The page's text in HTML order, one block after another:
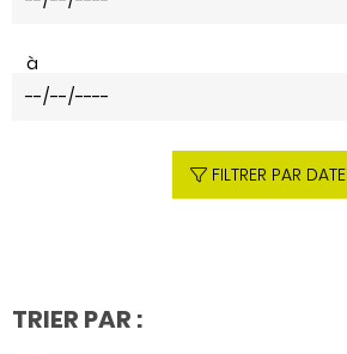
à
FILTRER PAR DATE
TRIER PAR :